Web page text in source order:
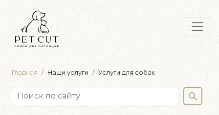
Главная Наши услуги Услуги для собак